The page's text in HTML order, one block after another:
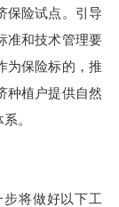
保险试点。引导
准和技术管理要
为保险标的，推
种植户提供自然
。
将做好以下工